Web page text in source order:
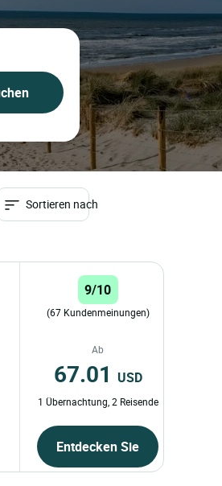
Sortieren nach
9/10
(67 Kundenmeinungen)
Ab
67.01 USD
1 Übernachtung, 2 Reisende
Entdecken Sie